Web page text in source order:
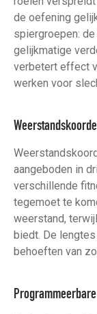
de oefening
spiergroepen:
gelijkmatige
verbetert effect
werken voor
aangeboden in
verschillende
tegemoet te
weerstand,
biedt. De
behoeften van